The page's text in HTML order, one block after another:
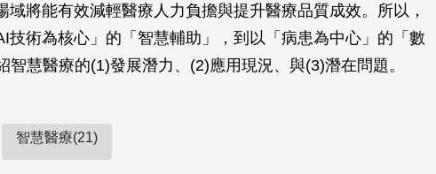
域將能有效減輕醫療人力負擔與提升醫療品質成效。所以，
技術為核心」的「智慧輔助」，到以「病患為中心」的「數
智慧醫療的(1)發展潛力、(2)應用現況、與(3)潛在問題。
智慧醫療(21)